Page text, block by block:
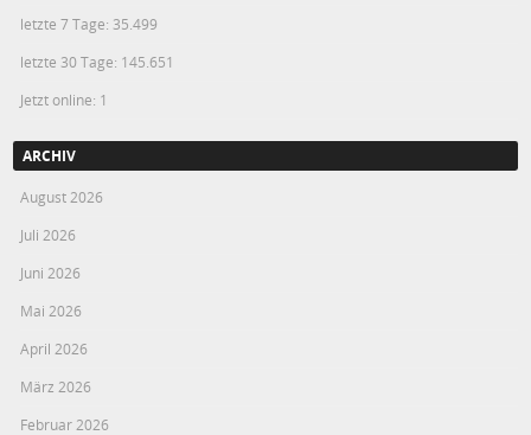
letzte 7 Tage: 35.499
letzte 30 Tage: 145.651
Jetzt online: 1
ARCHIV
August 2026
Juli 2026
Juni 2026
Mai 2026
April 2026
März 2026
Februar 2026